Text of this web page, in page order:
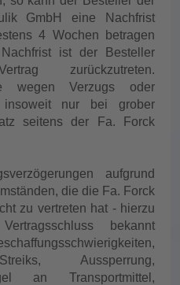
GmbH eine Nachfrist
4 Wochen betragen
ist der Besteller
zurückzutreten.
wegen Verzugs oder
insoweit nur bei grober
seitens der Fa. Forck
aufgrund
die die Fa. Forck
zu vertreten hat - hierzu
bekannt
Aussperrung,
an Transportmittel,